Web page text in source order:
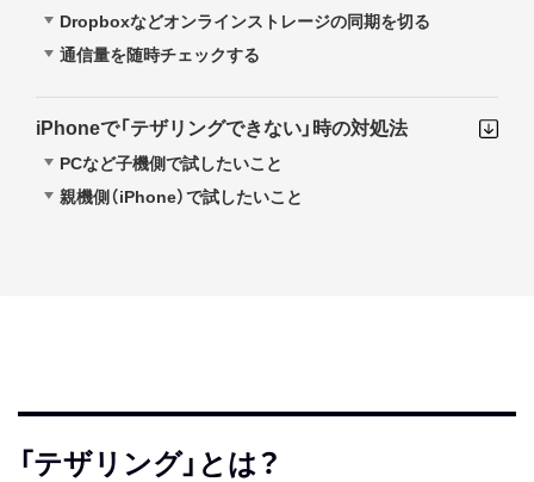
Dropboxなどオンラインストレージの同期を切る
通信量を随時チェックする
iPhoneで「テザリングできない」時の対処法
PCなど子機側で試したいこと
親機側（iPhone）で試したいこと
「テザリング」とは？